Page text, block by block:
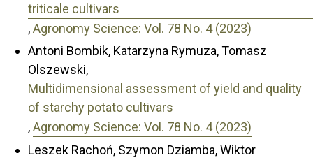
triticale cultivars
,Agronomy Science: Vol. 78 No. 4 (2023)
Antoni Bombik, Katarzyna Rymuza, Tomasz
Olszewski,
Multidimensional assessment of yield and quality
of starchy potato cultivars
,Agronomy Science: Vol. 78 No. 4 (2023)
Leszek Rachoń, Szymon Dziamba, Wiktor